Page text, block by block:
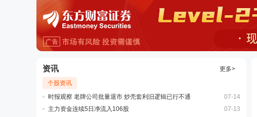
资讯
更多>
个股资讯
时报观察 老牌公司批量退市 炒壳套利旧逻辑已行不通
07-14
主力资金连续5日净流入106股
07-13